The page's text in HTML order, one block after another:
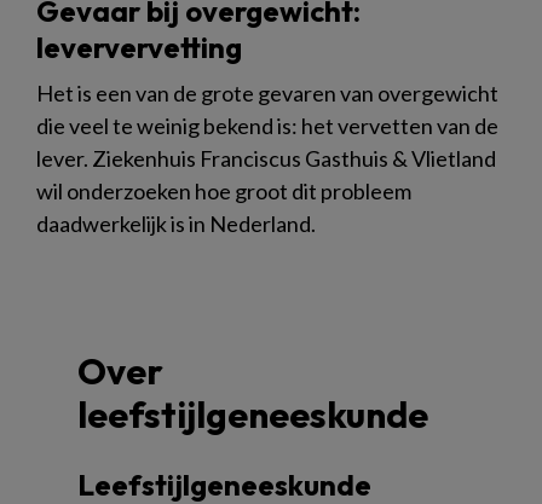
Gevaar bij overgewicht:
leververvetting
Het is een van de grote gevaren van overgewicht
die veel te weinig bekend is: het vervetten van de
lever. Ziekenhuis Franciscus Gasthuis & Vlietland
wil onderzoeken hoe groot dit probleem
daadwerkelijk is in Nederland.
Over
leefstijlgeneeskunde
Leefstijlgeneeskunde